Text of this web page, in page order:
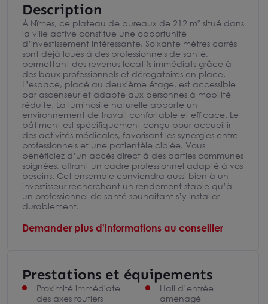
Description
À Nîmes, ce plateau de bureaux de 212 m² situé dans
la ville active constitue une opportunité
d’investissement intéressante. Soixante mètres carrés
sont déjà loués à des professionnels de santé,
permettant des revenus locatifs immédiats grâce à
des baux professionnels et dérogatoires en place.
L’espace, placé au deuxième étage, est accessible
par ascenseur et adapté aux personnes à mobilité
réduite. La luminosité naturelle apporte un
environnement de travail confortable et efficace. Le
bâtiment est spécifiquement conçu pour accueillir
des activités médicales, favorisant les synergies entre
professionnels et une patientèle ciblée. Vous
bénéficiez d’un accès direct à des parties communes
soignées, offrant un cadre professionnel adapté à vos
besoins. Cet ensemble conviendra aussi bien à un
investisseur recherchant un rendement stable qu’à
un professionnel de santé souhaitant s’y installer
durablement.
Demander plus d'informations au conseiller
Prestations et équipements
Proximité immédiate
des axes routiers
Hall d’entrée
aménagé